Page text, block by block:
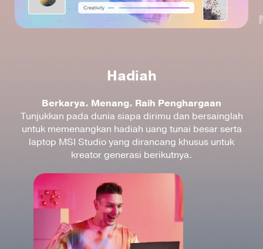
Hadiah
Berkarya. Menang. Raih Penghargaan
Tunjukkan pada dunia siapa dirimu dan bersainglah
untuk memenangkan hadiah uang tunai besar serta
laptop MSI Studio yang dirancang khusus untuk
kreator generasi berikutnya.